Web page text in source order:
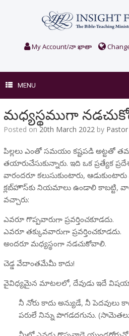
My Account/నా ఖాతా
MENU
మధ్యస్థముగా
Posted on 20th March 2022 by
పిల్లలు ఎంతో సమయం కష్టపడి అట్టతో
తయారుచేసుకున్నారు. ఇది ఒక ప్రత్యేక
వారందరూ కలుసుకుంటారు,
క్లబ్‌హౌస్‌కు నియమాలు ఉండాలి కాబట్టి,
వచ్చారు:
ఎవరూ గొప్పవారుగా ప్రవర్తించకూడదు.
ఎవరూ తక్కువవారుగా ప్రవర్తించకూడదు.
అందరూ మధ్యస్థంగా నడచుకోవాలి.
చెడ్డ వేదాంతమేమీ కాదు!
వైవిధ్యమైన మాటలలో, దేవుడు ఇదే
నీ నోరు కాదు అన్యుడే, నీ పెదవులు
పరులే నిన్ను పొగడదగును.